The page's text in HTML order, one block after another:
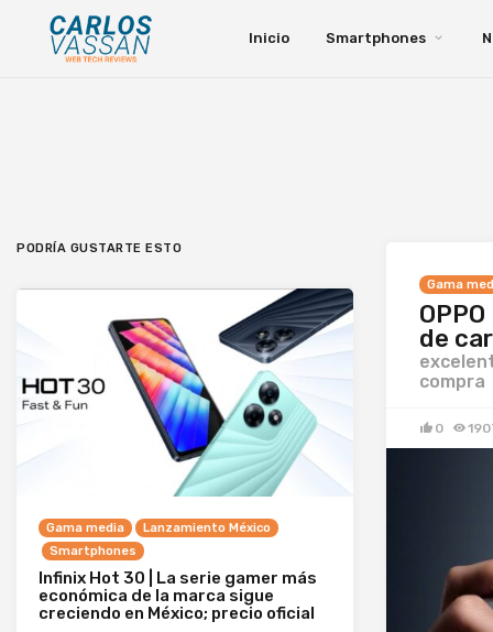
Inicio Smartphones
Gama
de
compra
0
PODRÍA GUSTARTE ESTO
Gama media
Lanzamiento México
Smartphones
Infinix Hot 30 | La serie gamer más
económica de la marca sigue
creciendo en México; precio oficial